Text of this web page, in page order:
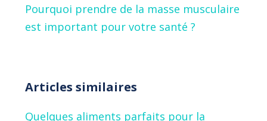
Pourquoi prendre de la masse musculaire
est important pour votre santé ?
Articles similaires
Quelques aliments parfaits pour la